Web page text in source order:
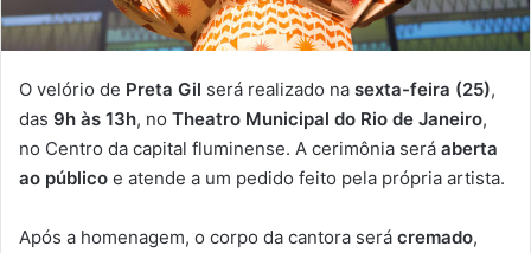
O velório de Preta Gil será realizado na sexta-feira (25),
das 9h às 13h, no Theatro Municipal do Rio de Janeiro,
no Centro da capital fluminense. A cerimônia será aberta
ao público e atende a um pedido feito pela própria artista.
Após a homenagem, o corpo da cantora será cremado,